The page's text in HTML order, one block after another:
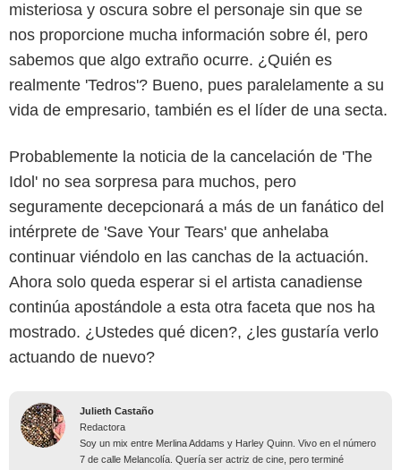
misteriosa y oscura sobre el personaje sin que se
nos proporcione mucha información sobre él, pero
sabemos que algo extraño ocurre. ¿Quién es
realmente 'Tedros'? Bueno, pues paralelamente a su
vida de empresario, también es el líder de una secta.
Probablemente la noticia de la cancelación de 'The
Idol' no sea sorpresa para muchos, pero
seguramente decepcionará a más de un fanático del
intérprete de 'Save Your Tears' que anhelaba
continuar viéndolo en las canchas de la actuación.
Ahora solo queda esperar si el artista canadiense
continúa apostándole a esta otra faceta que nos ha
mostrado. ¿Ustedes qué dicen?, ¿les gustaría verlo
actuando de nuevo?
Julieth Castaño
Redactora
Soy un mix entre Merlina Addams y Harley Quinn. Vivo en el número
7 de calle Melancolía. Quería ser actriz de cine, pero terminé